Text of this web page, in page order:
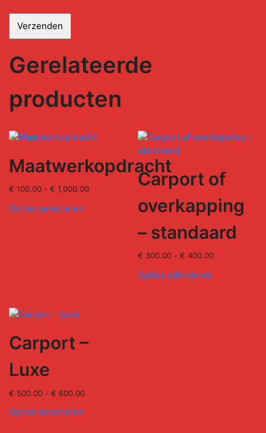
Gerelateerde
producten
Maatwerkopdracht
€ 100.00 - € 1,000.00
Opties selecteren
Carport of
overkapping
– standaard
€ 300.00 - € 400.00
Opties selecteren
Carport –
Luxe
€ 500.00 - € 600.00
Opties selecteren